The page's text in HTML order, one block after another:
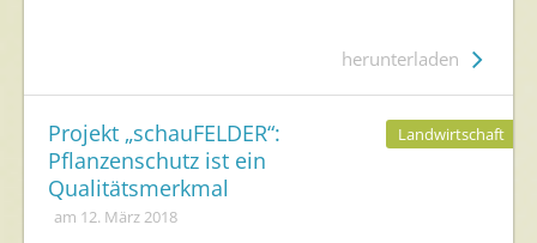
herunterladen
Projekt „schauFELDER“:
Pflanzenschutz ist ein
Qualitätsmerkmal
am 12. März 2018
Landwirtschaft